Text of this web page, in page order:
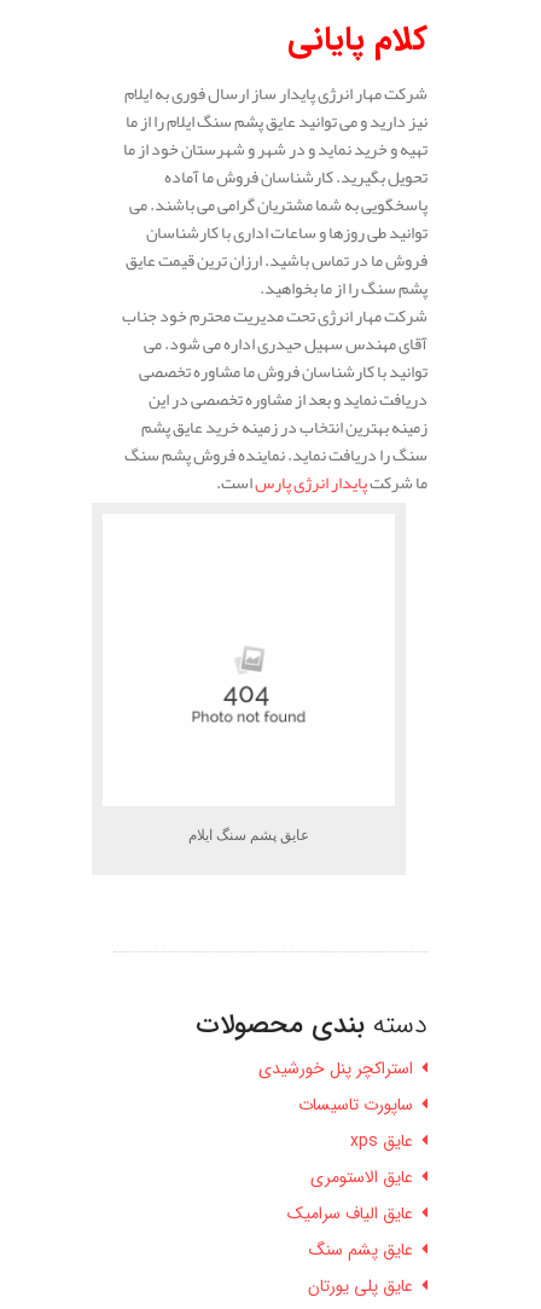
کلام پایانی
شرکت مهار انرژی پایدار ساز ارسال فوری به ایلام
نیز دارید و می توانید عایق پشم سنگ ایلام را از ما
تهیه و خرید نماید و در شهر و شهرستان خود از ما
تحویل بگیرید. کارشناسان فروش ما آماده
پاسخگویی به شما مشتریان گرامی می باشند. می
توانید طی روزها و ساعات اداری با کارشناسان
فروش ما در تماس باشید. ارزان ترین قیمت عایق
پشم سنگ را از ما بخواهید.
شرکت مهار انرژی تحت مدیریت محترم خود جناب
آقای مهندس سهیل حیدری اداره می شود. می
توانید با کارشناسان فروش ما مشاوره تخصصی
دریافت نماید و بعد از مشاوره تخصصی در این
زمینه بهترین انتخاب در زمینه خرید عایق پشم
سنگ را دریافت نماید. نماینده فروش پشم سنگ
ما شرکتپایدار انرژی پارساست.
عایق پشم سنگ ایلام
دسته بندی محصولات
استراکچر پنل خورشیدی
ساپورت تاسیسات
عایق xps
عایق الاستومری
عایق الیاف سرامیک
عایق پشم سنگ
عایق پلی یورتان